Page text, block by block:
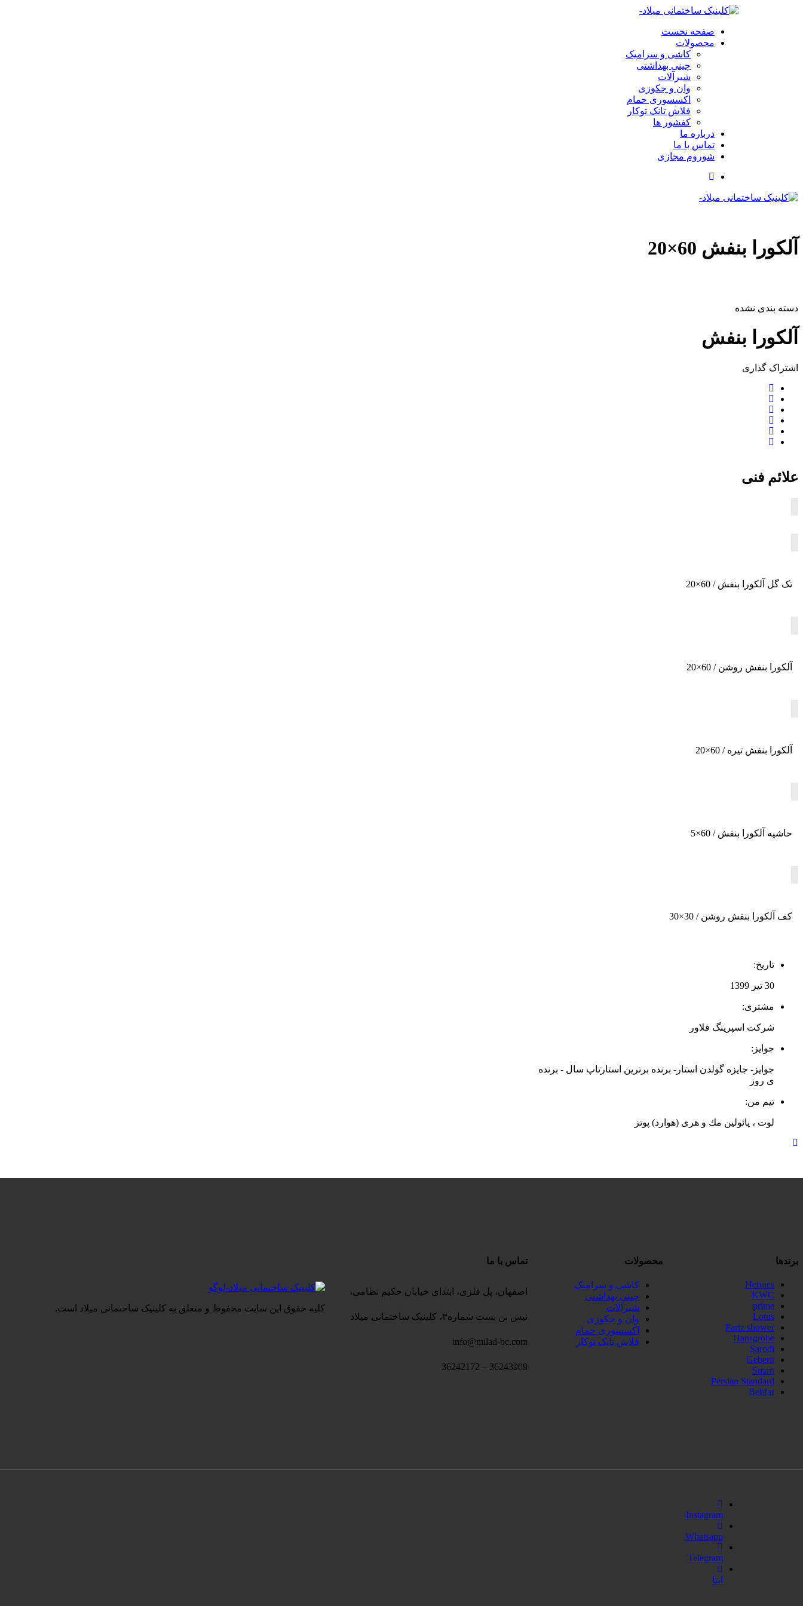
صفحه نخست
محصولات
کاشی و سرامیک
چینی بهداشتی
شیرآلات
وان و جکوزی
اکسسوری حمام
فلاش تانک توکار
کفشور ها
درباره ما
تماس با ما
شوروم مجازی
آلکورا بنفش 60×20
دسته بندی نشده
آلکورا بنفش
اشتراک ‌گذاری
علائم فنی
تک گل آلکورا بنفش / 60×20
آلکورا بنفش روشن / 60×20
آلکورا بنفش تیره / 60×20
حاشیه آلکورا بنفش / 60×5
کف آلکورا بنفش روشن / 30×30
تاریخ:
30 تیر 1399
مشتری:
شرکت اسپرینگ فلاور
جوایز:
جوایز- جایزه گولدن استار- برنده برترین استارتاپ سال - برنده
ی روز
تیم من:
لوت ، پائولین مك و هری (هوارد) پوتز
کلیه حقوق این سایت محفوظ و متعلق به کلینیک ساختمانی میلاد است.
تماس با ما
اصفهان، پل فلزی، ابتدای خیابان حکیم نظامی،
نبش بن بست شماره۳، کلینیک ساختمانی میلاد
info@milad-bc.com
36243909 – 36242172
محصولات
کاشی و سرامیک
چینی بهداشتی
شیرآلات
وان و جکوزی
اکسسوری حمام
فلاش تانک توکار
برندها
Hermes
KWC
prime
Lotus
Fariz shower
Hansgrobe
Sarodi
Geberit
Smart
Persian Standard
Behfar
Instagram
Whatsapp
Telegram
ایتا